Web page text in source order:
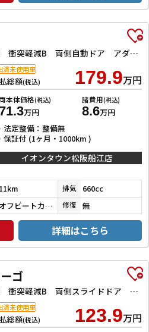
RS 届出済未使用車 禁煙車 衝突軽減B 両側自動ドア アダプティブクルーズコントロール LEDヘッドライト フォグライト スマートキー プッシュスタート 障害物センサー オートエアコン
総額(税込) 179.9万円
本体価格(税込)
万円
諸費用(税込)
8.6万円
法定整備：整備無
保証付 (1ヶ月・1000km )
済未使用車
イオンタウン松阪船江店
11km 排気 660cc
オフビートカーキメタリック 修復 無
詳細はこちら
ゴ
DX 届出済未使用車 禁煙車 衝突軽減B 両側スライドドア アイドリングストップ 障害物センサー ヘッドライトレベライザー
総額(税込) 123.9万円
済未使用車